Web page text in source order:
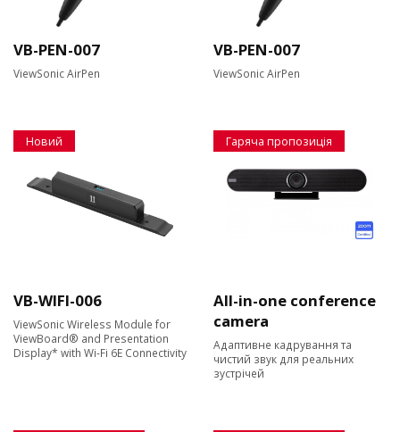
VB-PEN-007
ViewSonic AirPen
VB-PEN-007
ViewSonic AirPen
Новий
VB-WIFI-006
ViewSonic Wireless Module for
ViewBoard® and Presentation
Display* with Wi-Fi 6E Connectivity
Гаряча пропозиція
All-in-one conference
camera
Адаптивне кадрування та
чистий звук для реальних
зустрічей